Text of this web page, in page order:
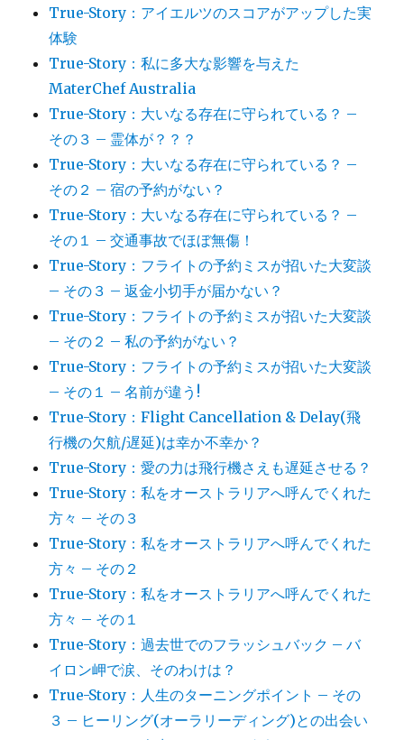
True-Story：アイエルツのスコアがアップした実
体験
True-Story：私に多大な影響を与えた
MaterChef Australia
True-Story：大いなる存在に守られている？ –
その３ – 霊体が？？？
True-Story：大いなる存在に守られている？ –
その２ – 宿の予約がない？
True-Story：大いなる存在に守られている？ –
その１ – 交通事故でほぼ無傷！
True-Story：フライトの予約ミスが招いた大変談
– その３ – 返金小切手が届かない？
True-Story：フライトの予約ミスが招いた大変談
– その２ – 私の予約がない？
True-Story：フライトの予約ミスが招いた大変談
– その１ – 名前が違う!
True-Story：Flight Cancellation & Delay(飛
行機の欠航/遅延)は幸か不幸か？
True-Story：愛の力は飛行機さえも遅延させる？
True-Story：私をオーストラリアへ呼んでくれた
方々 – その３
True-Story：私をオーストラリアへ呼んでくれた
方々 – その２
True-Story：私をオーストラリアへ呼んでくれた
方々 – その１
True-Story：過去世でのフラッシュバック – バ
イロン岬で涙、そのわけは？
True-Story：人生のターニングポイント – その
３ – ヒーリング(オーラリーディング)との出会い